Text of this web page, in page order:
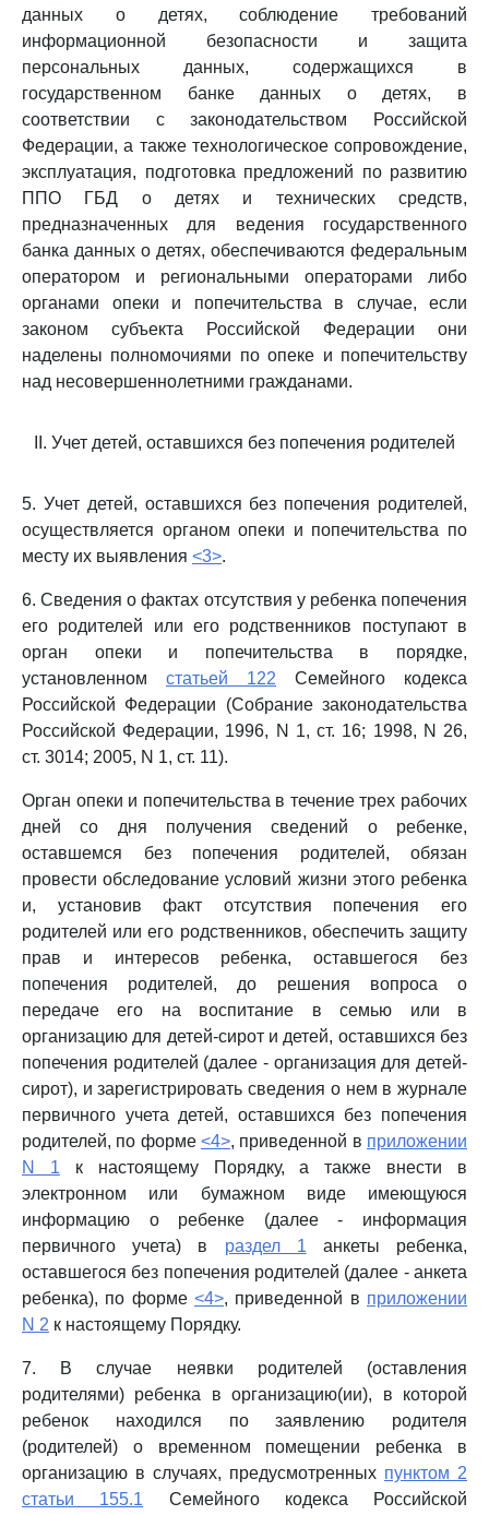
данных о детях, соблюдение требований
информационной безопасности и защита
персональных данных, содержащихся в
государственном банке данных о детях, в
соответствии с законодательством Российской
Федерации, а также технологическое сопровождение,
эксплуатация, подготовка предложений по развитию
ППО ГБД о детях и технических средств,
предназначенных для ведения государственного
банка данных о детях, обеспечиваются федеральным
оператором и региональными операторами либо
органами опеки и попечительства в случае, если
законом субъекта Российской Федерации они
наделены полномочиями по опеке и попечительству
над несовершеннолетними гражданами.
II. Учет детей, оставшихся без попечения родителей
5. Учет детей, оставшихся без попечения родителей,
осуществляется органом опеки и попечительства по
месту их выявления <3>.
6. Сведения о фактах отсутствия у ребенка попечения
его родителей или его родственников поступают в
орган опеки и попечительства в порядке,
установленном статьей 122 Семейного кодекса
Российской Федерации (Собрание законодательства
Российской Федерации, 1996, N 1, ст. 16; 1998, N 26,
ст. 3014; 2005, N 1, ст. 11).
Орган опеки и попечительства в течение трех рабочих
дней со дня получения сведений о ребенке,
оставшемся без попечения родителей, обязан
провести обследование условий жизни этого ребенка
и, установив факт отсутствия попечения его
родителей или его родственников, обеспечить защиту
прав и интересов ребенка, оставшегося без
попечения родителей, до решения вопроса о
передаче его на воспитание в семью или в
организацию для детей-сирот и детей, оставшихся без
попечения родителей (далее - организация для детей-
сирот), и зарегистрировать сведения о нем в журнале
первичного учета детей, оставшихся без попечения
родителей, по форме <4>, приведенной в приложении
N 1 к настоящему Порядку, а также внести в
электронном или бумажном виде имеющуюся
информацию о ребенке (далее - информация
первичного учета) в раздел 1 анкеты ребенка,
оставшегося без попечения родителей (далее - анкета
ребенка), по форме <4>, приведенной в приложении
N 2 к настоящему Порядку.
7. В случае неявки родителей (оставления
родителями) ребенка в организацию(ии), в которой
ребенок находился по заявлению родителя
(родителей) о временном помещении ребенка в
организацию в случаях, предусмотренных пунктом 2
статьи 155.1 Семейного кодекса Российской